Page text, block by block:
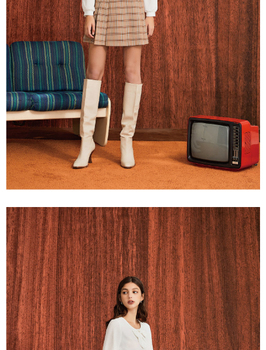
【注意事項】
１．透過由恩沛科技股份有限公司提供之「AFTEE先享後付」服務完成之交
易，需依本服務之必要範圍內提供個人資料，並將交易相關給付款項請求債
權轉讓予恩沛科技股份有限公司。
２．關於個人資料處理事宜，請瀏覽以下網址：
https://aftee.tw/terms/#terms3
３．未成年的使用者請事先徵得法定代理人或監護人之同意方可使用
「AFTEE先享後付」，若未經同意申辦者引起之損失，本公司不負相關責
任。
４．使用「AFTEE先享後付」時，將依據個別帳號之用戶狀況，依本公司即
時審查核予不同之上限額度；若仍有額度不足之情形，本公司將視審查結果
請求用戶進行身份認證。
５．嚴禁一人註冊多個帳號或使用他人資訊註冊。若發現惡意使用之情形，
恩沛科技股份有限公司將有權停止該用戶之使用額度並採取法律行動。
付款後7-11取貨
每筆NT$120，滿NT$2,500(含以上)免運費
宅配
每筆NT$120，滿NT$2,500(含以上)免運費
宅配離島
每筆NT$120，滿NT$2,500(含以上)免運費
付款後門市自取
免運費
海外配送 查看運費